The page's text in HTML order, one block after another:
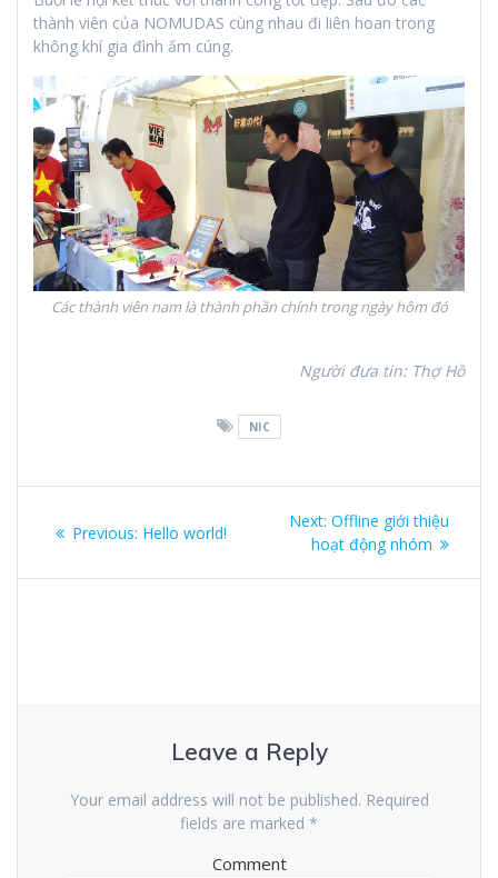
thành viên của NOMUDAS cùng nhau đi liên hoan trong
không khí gia đình ấm cúng.
Các thành viên nam là thành phần chính trong ngày hôm đó
Người đưa tin: Thợ Hồ
NIC
navigation
Previous: Previous
Hello world!
Next: Next
post:
Offline giới thiệu
hoạt động nhóm
Leave a Reply
Your email address will not be published. Required
fields are marked *
Comment